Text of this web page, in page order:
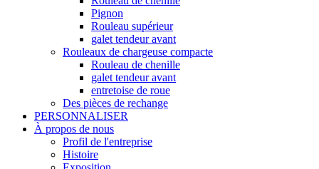
Pignon
Rouleau supérieur
galet tendeur avant
Rouleaux de chargeuse compacte
Rouleau de chenille
galet tendeur avant
entretoise de roue
Des pièces de rechange
PERSONNALISER
À propos de nous
Profil de l'entreprise
Histoire